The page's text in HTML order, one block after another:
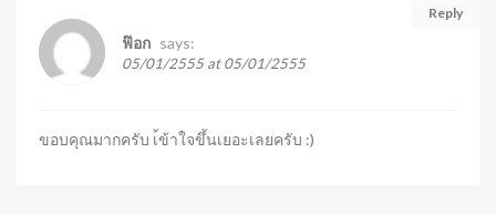
Reply
ฟ๊อก says:
05/01/2555 at 05/01/2555
ขอบคุณมากครับ เ้ข้าใจขึ้นเยอะเลยครับ :)